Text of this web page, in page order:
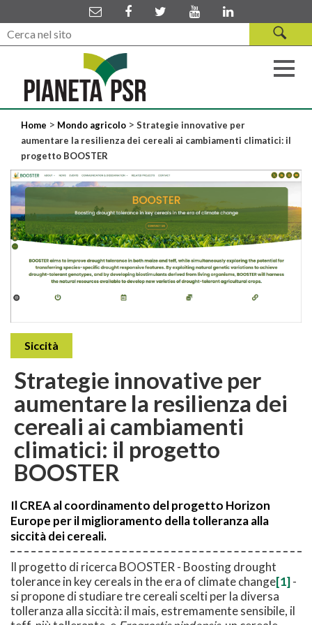
Home > Mondo agricolo > Strategie innovative per
aumentare la resilienza dei cereali ai cambiamenti climatici: il
progetto BOOSTER
Siccità
Strategie innovative per
aumentare la resilienza dei
cereali ai cambiamenti
climatici: il progetto
BOOSTER
Il CREA al coordinamento del progetto Horizon
Europe per il miglioramento della tolleranza alla
siccità dei cereali.
Il progetto di ricerca BOOSTER - Boosting drought
tolerance in key cereals in the era of climate change[1]-
si propone di studiare tre cereali scelti per la diversa
tolleranza alla siccità: il mais, estremamente sensibile, il